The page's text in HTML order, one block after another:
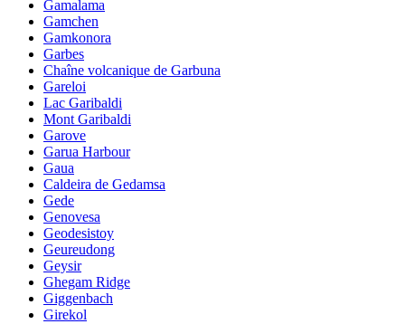
Gamalama
Gamchen
Gamkonora
Garbes
Chaîne volcanique de Garbuna
Gareloi
Lac Garibaldi
Mont Garibaldi
Garove
Garua Harbour
Gaua
Caldeira de Gedamsa
Gede
Genovesa
Geodesistoy
Geureudong
Geysir
Ghegam Ridge
Giggenbach
Girekol